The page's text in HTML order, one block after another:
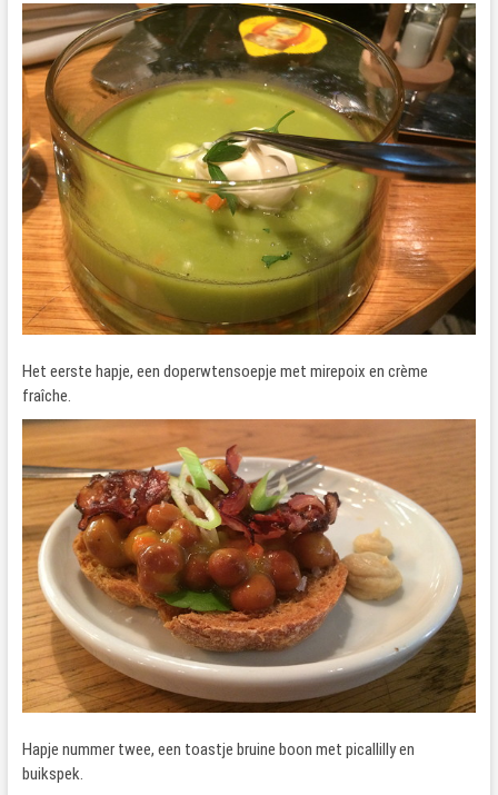
Het eerste hapje, een doperwtensoepje met mirepoix en crème
fraîche.
Hapje nummer twee, een toastje bruine boon met picallilly en
buikspek.